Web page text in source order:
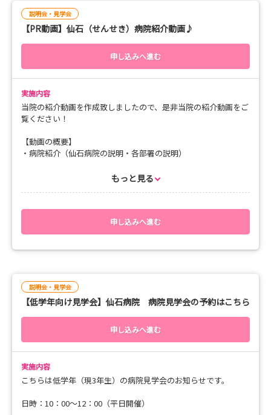
学ができます。）
15：30～16：20 看護体験（病棟見学）
16：20～16：30 質疑応答
16：30 終了
お申し込み時に複数の希望日などがありましたらお知らせくださ
い。
日程調整をさせていただきます。
ご予約をお待ちしております。
説明会・見学会
【PR動画】仙石（せんせき）病院紹介動画♪
申し込みへ進む
実施内容
当院の紹介動画を作成致しましたので、是非当院の紹介動画をご
覧ください！
【動画の概要】
・病院紹介（仙石病院の説明・各部署の説明）
この動画をご覧いただき、少しでも興味が湧きましたら、対面で
の見学会も受け付けておりますので
マイナビよりエントリーください！
もっと見る
申し込みへ進む
説明会・見学会
【低学年向け見学会】仙石病院 病院見学会の予約はこちら
申し込みへ進む
実施内容
こちらは低学年（現3年生）の病院見学会のお知らせです。
日時：10：00～12：00（平日開催）